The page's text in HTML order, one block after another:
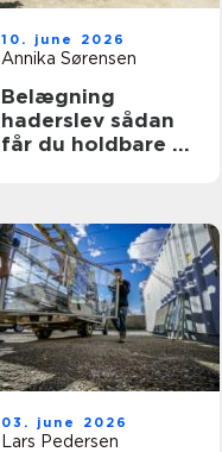
10. june 2026
Annika Sørensen
Belægning
haderslev sådan
får du holdbare og
03. june 2026
Lars Pedersen